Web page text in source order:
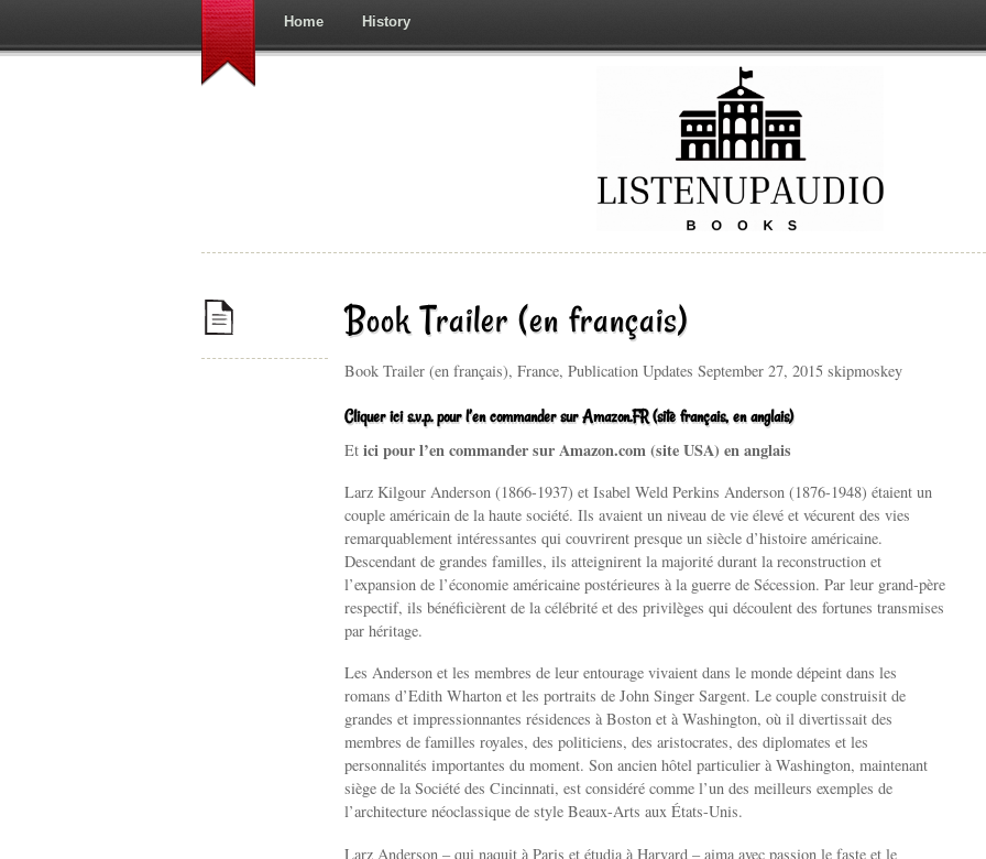
Home History
Book Trailer (en français)
Book Trailer (en français), France, Publication Updates September 27, 2015 skipmoskey
Cliquer ici s.v.p. pour l’en commander sur Amazon.FR (site français, en anglais)
Et ici pour l’en commander sur Amazon.com (site USA) en anglais
Larz Kilgour Anderson (1866-1937) et Isabel Weld Perkins Anderson (1876-1948) étaient un
couple américain de la haute société. Ils avaient un niveau de vie élevé et vécurent des vies
remarquablement intéressantes qui couvrirent presque un siècle d’histoire américaine.
Descendant de grandes familles, ils atteignirent la majorité durant la reconstruction et
l’expansion de l’économie américaine postérieures à la guerre de Sécession. Par leur grand-père
respectif, ils bénéficièrent de la célébrité et des privilèges qui découlent des fortunes transmises
par héritage.
Les Anderson et les membres de leur entourage vivaient dans le monde dépeint dans les
romans d’Edith Wharton et les portraits de John Singer Sargent. Le couple construisit de
grandes et impressionnantes résidences à Boston et à Washington, où il divertissait des
membres de familles royales, des politiciens, des aristocrates, des diplomates et les
personnalités importantes du moment. Son ancien hôtel particulier à Washington, maintenant
siège de la Société des Cincinnati, est considéré comme l’un des meilleurs exemples de
l’architecture néoclassique de style Beaux-Arts aux États-Unis.
Larz Anderson – qui naquit à Paris et étudia à Harvard – aima avec passion le faste et le